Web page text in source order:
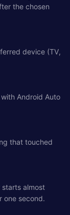
the chosen
device (TV,
Android Auto
that touched
starts almost
one second.